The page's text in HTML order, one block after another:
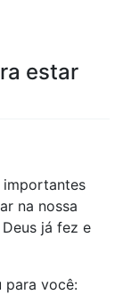
estar
importantes
na nossa
já fez e
para você: